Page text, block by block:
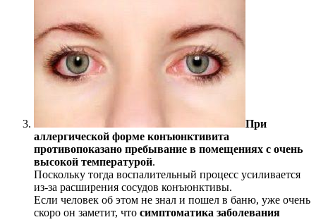
При
аллергической форме конъюнктивита
противопоказано пребывание в помещениях с очень
высокой температурой.
Поскольку тогда воспалительный процесс усиливается
из-за расширения сосудов конъюнктивы.
Если человек об этом не знал и пошел в баню, уже очень
скоро он заметит, что симптоматика заболевания